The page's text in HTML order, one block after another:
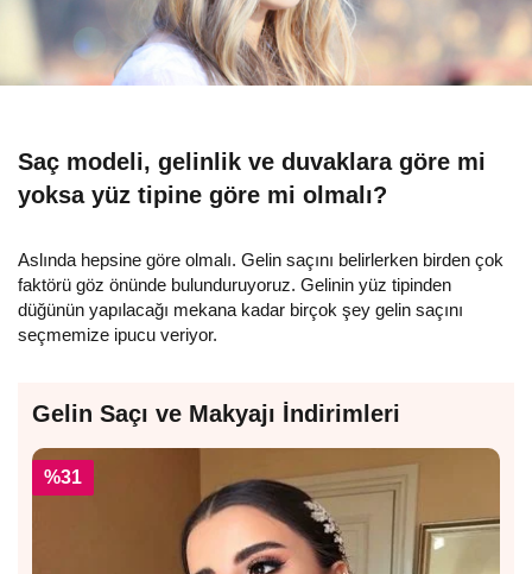
Saç modeli, gelinlik ve duvaklara göre mi
yoksa yüz tipine göre mi olmalı?
Aslında hepsine göre olmalı. Gelin saçını belirlerken birden çok
faktörü göz önünde bulunduruyoruz. Gelinin yüz tipinden
düğünün yapılacağı mekana kadar birçok şey gelin saçını
seçmemize ipucu veriyor.
Gelin Saçı ve Makyajı İndirimleri
%31